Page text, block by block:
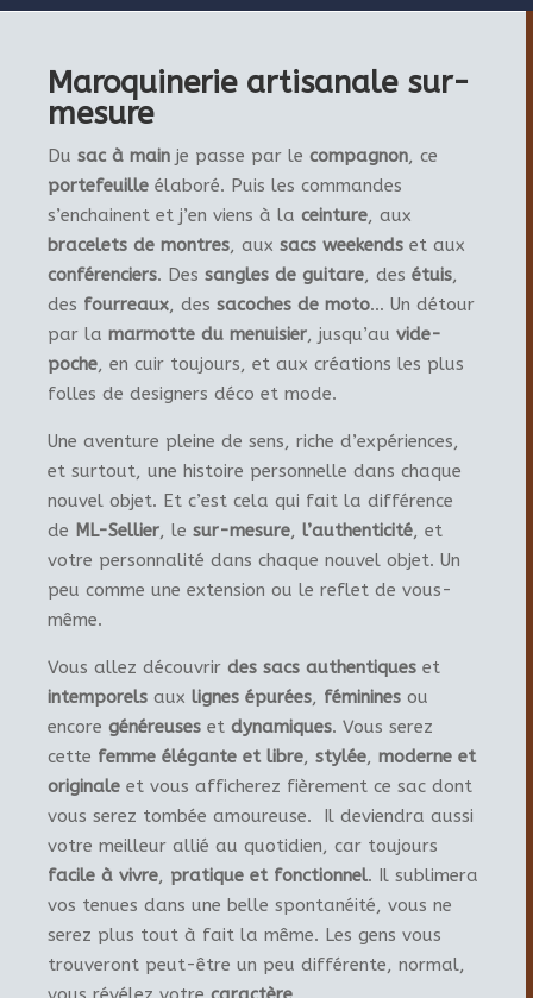
Maroquinerie artisanale sur-
mesure
Du sac à main je passe par le compagnon, ce
portefeuille élaboré. Puis les commandes
s’enchainent et j’en viens à la ceinture, aux
bracelets de montres, aux sacs weekends et aux
conférenciers. Des sangles de guitare, des étuis,
des fourreaux, des sacoches de moto… Un détour
par la marmotte du menuisier, jusqu’au vide-
poche, en cuir toujours, et aux créations les plus
folles de designers déco et mode.
Une aventure pleine de sens, riche d’expériences,
et surtout, une histoire personnelle dans chaque
nouvel objet. Et c’est cela qui fait la différence
de ML-Sellier, le sur-mesure, l’authenticité, et
votre personnalité dans chaque nouvel objet. Un
peu comme une extension ou le reflet de vous-
même.
Vous allez découvrir des sacs authentiques et
intemporels aux lignes épurées, féminines ou
encore généreuses et dynamiques. Vous serez
cette femme élégante et libre, stylée, moderne et
originale et vous afficherez fièrement ce sac dont
vous serez tombée amoureuse. Il deviendra aussi
votre meilleur allié au quotidien, car toujours
facile à vivre, pratique et fonctionnel. Il sublimera
vos tenues dans une belle spontanéité, vous ne
serez plus tout à fait la même. Les gens vous
trouveront peut-être un peu différente, normal,